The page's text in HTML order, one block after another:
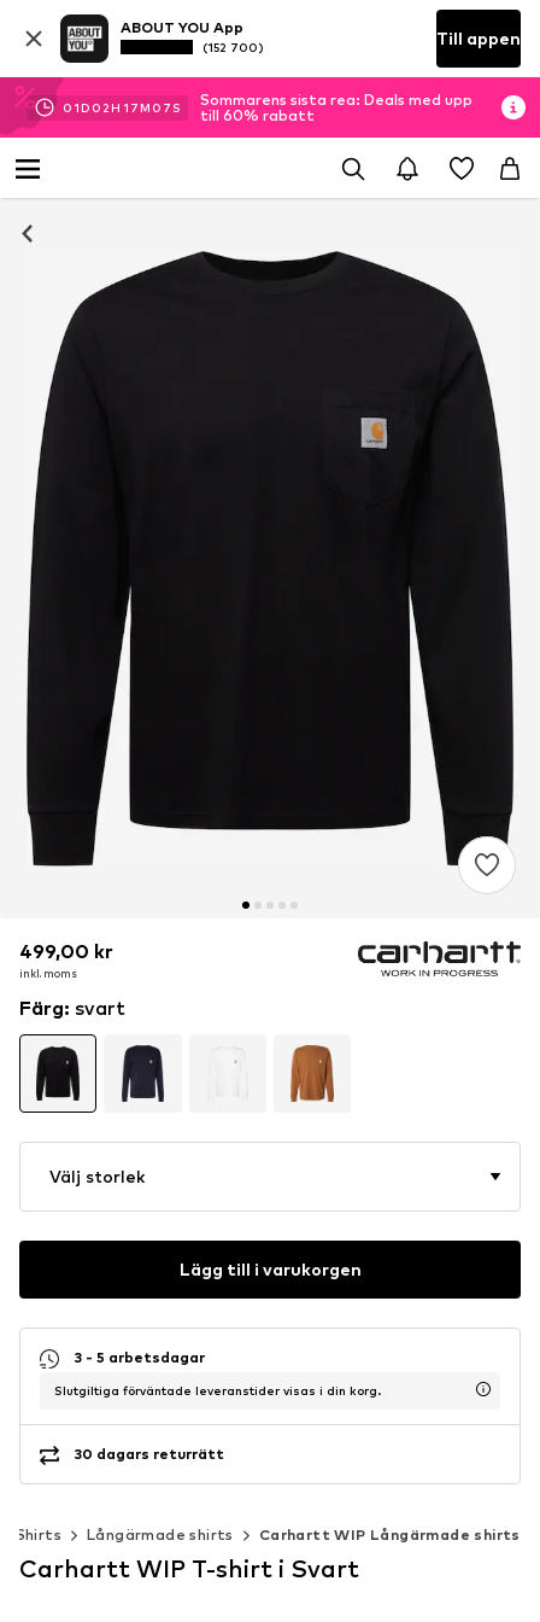
ABOUT YOU App
(152 700) Till appen
01D 02H 17M 06 S
Sommarens sista rea: Deals med upp
till 60% rabatt
499,00 kr
inkl. moms
499,00 kr
inkl. moms
499,00 kr
inkl. moms
Färg: svart
Välj storlek
Lägg till i varukorgen
3 - 5 arbetsdagar
Slutgiltiga förväntade leveranstider visas i din korg.
30 dagars returrätt
Shirts Långärmade shirts Carhartt WIP Långärmade shirts
Carhartt WIP T-shirt i Svart